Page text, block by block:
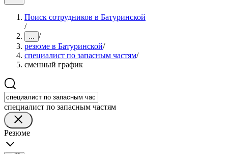
Поиск сотрудников в Батуринской
/
... /
резюме в Батуринской/
специалист по запасным частям/
сменный график
специалист по запасным частям
Резюме